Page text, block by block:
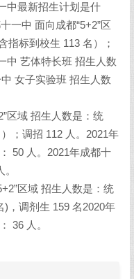
中最新招生计划是什
一中 面向成都“5+2”区
指标到校生 113 名）；
中 艺体特长班 招生人数
女子实验班 招生人数
区域 招生人数是：统
；调招 112 人。2021年
50 人。2021年成都十
区域 招生人数是：统
)，调剂生 159 名2020年
36 人。